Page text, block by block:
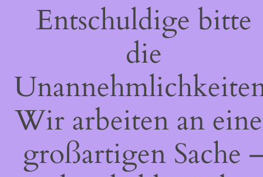
Entschuldige bitte
die
Wir arbeiten an
großartigen Sache